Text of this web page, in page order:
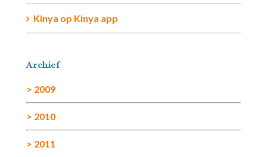
Kinya op Kinya app
Archief
> 2009
> 2010
> 2011